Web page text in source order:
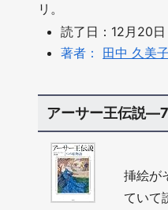
リ。
読了日：12月20日
著者： 田中 久美子
アーサー王伝説
挿絵が
ていて